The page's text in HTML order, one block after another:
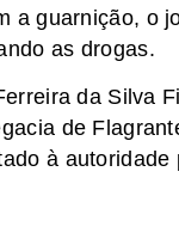
a guarnição, o
as drogas.
da Silva
de
à